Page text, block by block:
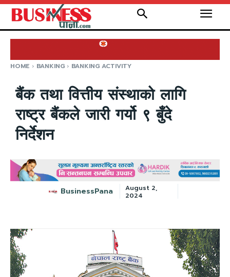
HOME BANKING BANKING ACTIVITY
बैंक तथा वित्तीय संस्थाको लागि
राष्ट्र बैंकले जारी गर्यो ९ बुँदे
निर्देशन
BusinessPana
August 2,
2024